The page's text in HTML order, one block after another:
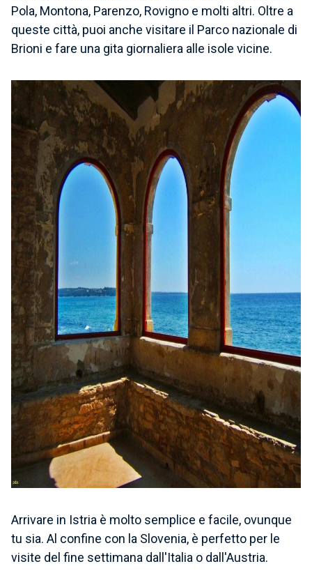
Pola, Montona, Parenzo, Rovigno e molti altri. Oltre a
queste città, puoi anche visitare il Parco nazionale di
Brioni e fare una gita giornaliera alle isole vicine.
Arrivare in Istria è molto semplice e facile, ovunque
tu sia. Al confine con la Slovenia, è perfetto per le
visite del fine settimana dall'Italia o dall'Austria.